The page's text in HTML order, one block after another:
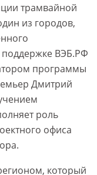
трамвайной
из городов,
поддержке ВЭБ.РФ
программы
Дмитрий
роль
офиса
который